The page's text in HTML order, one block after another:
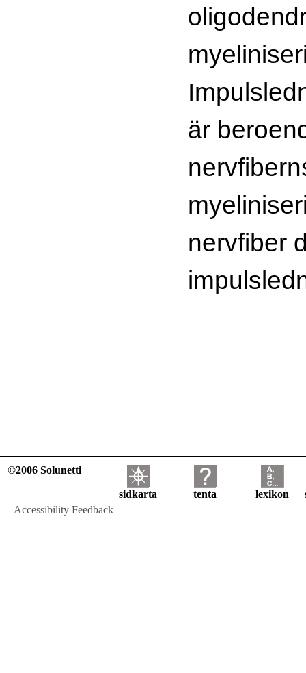
är
nervfiber
©2006 Solunetti
sidkarta tenta lexikon
Accessibility Feedback